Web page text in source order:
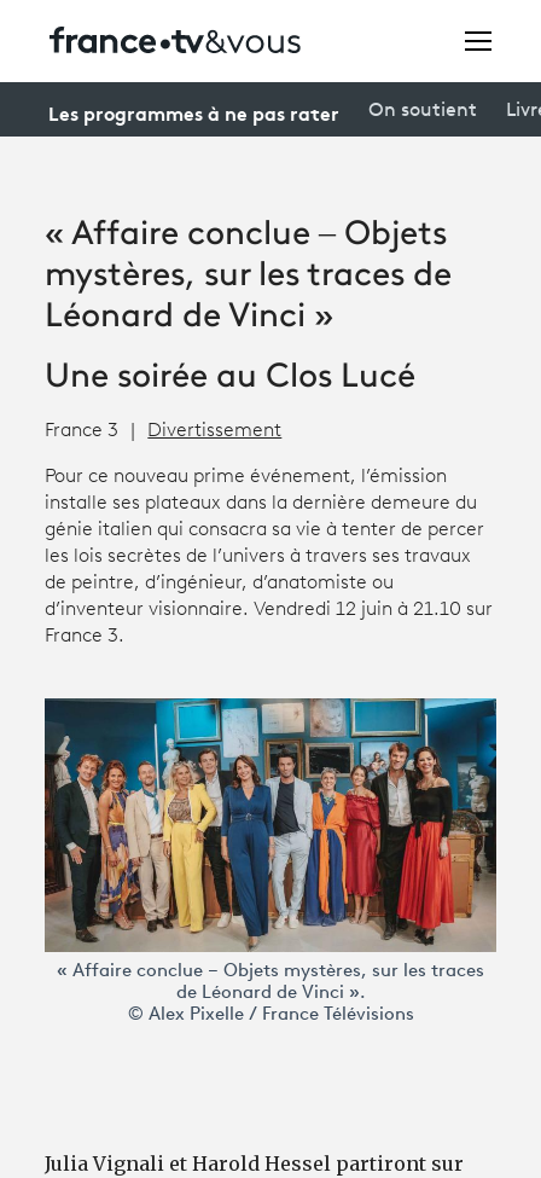
Avantages fidélité
Creators
À la une
Participer et assister à une émission
Programme tv
Les programmes à ne pas rater On soutient
« Affaire conclue – Objets
mystères, sur les traces de
Léonard de Vinci »
Une soirée au Clos Lucé
France 3 Divertissement
Pour ce nouveau prime événement, l’émission
installe ses plateaux dans la dernière demeure du
génie italien qui consacra sa vie à tenter de percer
les lois secrètes de l’univers à travers ses travaux
de peintre, d’ingénieur, d’anatomiste ou
d’inventeur visionnaire. Vendredi 12 juin à 21.10 sur
France 3.
« Affaire conclue – Objets mystères, sur les traces
de Léonard de Vinci ».
© Alex Pixelle / France Télévisions
Julia Vignali et Harold Hessel partiront sur